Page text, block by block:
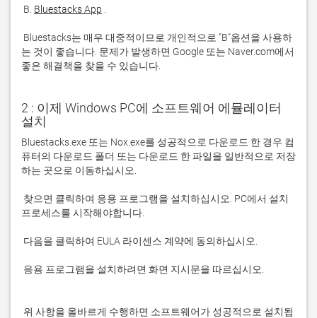
B. Bluestacks App
는 것이 좋습니다. 문제가 발생하면 Google 또는 Naver.com에서
좋은 해결책을 찾을 수 있습니다.
2 : 이제 Windows PC에 소프트웨어 에뮬레이터
설치
Bluestacks.exe 또는 Nox.exe를 성공적으로 다운로드 한 경우 컴
퓨터의 다운로드 폴더 또는 다운로드 한 파일을 일반적으로 저장